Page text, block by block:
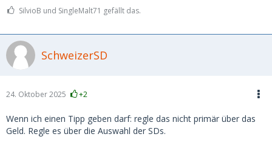
SilvioB und SingleMalt71 gefällt das.
SchweizerSD
24. Oktober 2025 +2
Wenn ich einen Tipp geben darf: regle das nicht primär über das
Geld. Regle es über die Auswahl der SDs.